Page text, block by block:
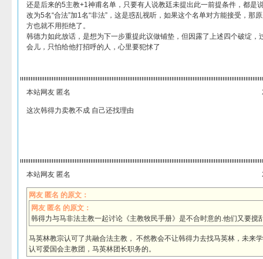
还是后来的5主教+1神甫名单，只要有人说教廷未提出此一前提条件，都是
改为5名“合法”加1名“非法”，这是惑乱视听，如果这个名单对方能接受，那
方也就不用拒绝了。
韩德力如此放话，是想为下一步重提此议做铺垫，但因露了上述四个破绽，
会儿，只怕给他打招呼的人，心里要犯怵了
本站网友 匿名
这次韩得力卖教不成 自己还找理由
本站网友 匿名
网友 匿名 的原文：
网友 匿名 的原文：
韩得力与马非法主教一起讨论《主教牧民手册》是不合时意的.他们又要搅
马英林教宗认可了共融合法主教， 不然教会不让韩得力去找马英林，未来
认可爱国会主教团，马英林团长职务的。